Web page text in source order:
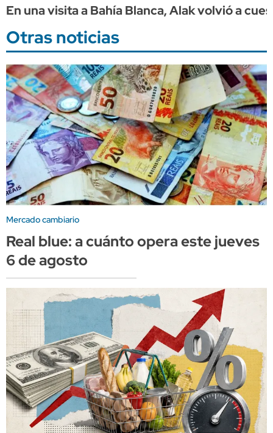
En una visita a Bahía Blanca, Alak volvió a
Otras noticias
Mercado cambiario
Real blue: a cuánto opera este jueves
6 de agosto